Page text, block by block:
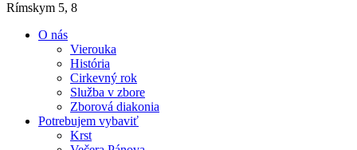
Rímskym 5, 8
O nás
Vierouka
História
Cirkevný rok
Služba v zbore
Zborová diakonia
Potrebujem vybaviť
Krst